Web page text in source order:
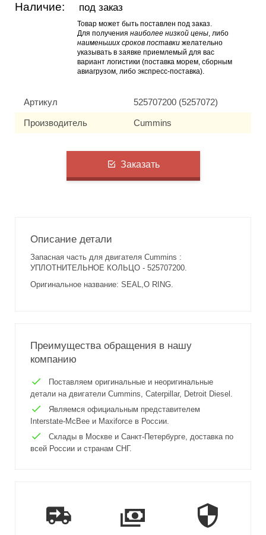
Наличие: под заказ
Товар может быть поставлен под заказ.
Для получения наиболее низкой цены, либо
наименьших сроков поставки желательно
указывать в заявке приемлемый для вас
вариант логистики (поставка морем, сборным
авиагрузом, либо экспресс-поставка).
Артикул 525707200 (5257072)
Производитель Cummins
Заказать
Описание детали
Запасная часть для двигателя Cummins :
УПЛОТНИТЕЛЬНОЕ КОЛЬЦО - 525707200.
Оригинальное название: SEAL,O RING.
Преимущества обращения в нашу
компанию
Поставляем оригинальные и неоригинальные
детали на двигатели Cummins, Caterpillar, Detroit Diesel.
Являемся официальным представителем
Interstate-McBee и Maxiforce в России.
Склады в Москве и Санкт-Петербурге, доставка по
всей России и странам СНГ.